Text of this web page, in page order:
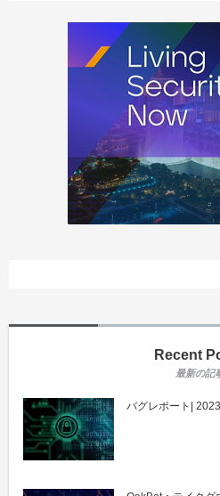
Recent
バグレポート|